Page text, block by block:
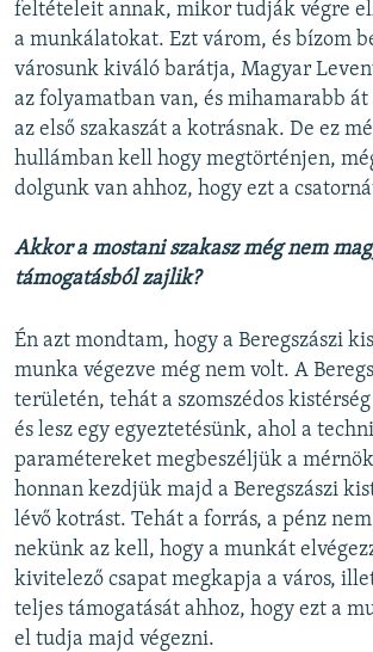
feltételeit annak, mikor tudják végre
a munkálatokat. Ezt várom, és bízom
városunk kiváló barátja, Magyar
az folyamatban van, és mihamarabb
az első szakaszát a kotrásnak. De ez
hullámban kell hogy megtörténjen,
dolgunk van ahhoz, hogy ezt a
Akkor a mostani szakasz még nem
támogatásból zajlik?
Én azt mondtam, hogy a Beregszászi
munka végezve még nem volt. A
területén, tehát a szomszédos
és lesz egy egyeztetésünk, ahol a
paramétereket megbeszéljük a
honnan kezdjük majd a Beregszászi
lévő kotrást. Tehát a forrás, a pénz
nekünk az kell, hogy a munkát
kivitelező csapat megkapja a város,
teljes támogatását ahhoz, hogy ezt a
el tudja majd végezni.